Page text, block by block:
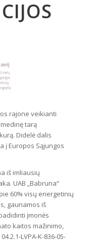
rajone veikianti
tarą
Didelė dalis
į Europos Sąjungos
iš imliausių
UAB „Babruna“
60% visų energetinių
gaunamos iš
įmonės
kaitos mažinimo,
LVPA-K-836-05-